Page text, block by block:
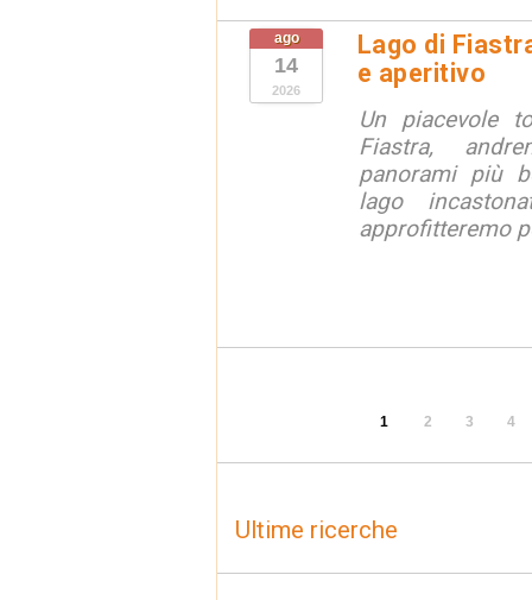
ago
14
2026
Lago di
e aperitivo
Un piacevole
Fiastra,
panorami più
lago
approfitteremo
1 2 3 4
Ultime ricerche